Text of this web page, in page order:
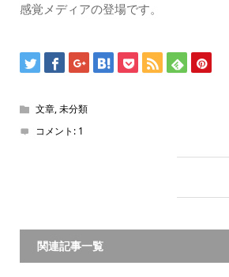
感覚メディアの登場です。
文章,未分類
コメント: 1
関連記事一覧